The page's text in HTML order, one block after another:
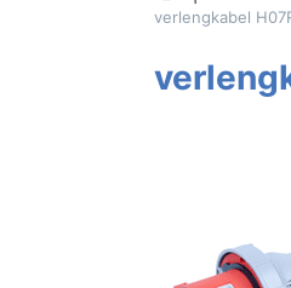
verlengkabel